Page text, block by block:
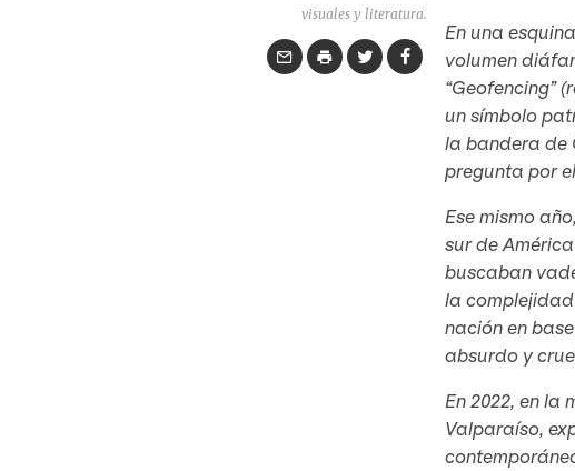
visuales y literatura.
En una
volumen
“Geofencing”
un símbolo
la bandera de
pregunta por
Ese mismo
sur de
buscaban
la
nación en
absurdo y
En 2022, en la
Valparaíso,